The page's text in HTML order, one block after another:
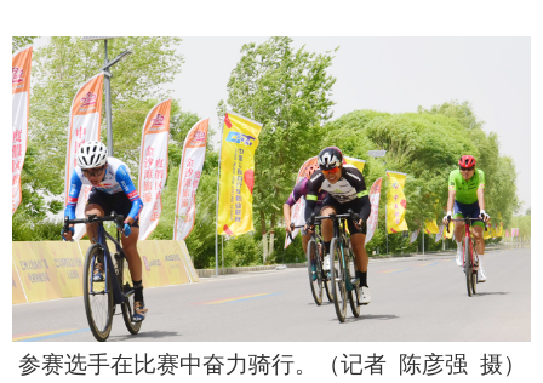
参赛选手在比赛中奋力骑行。（记者 陈彦强 摄）